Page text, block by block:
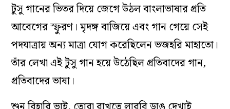
টুসু গানের ভিতর দিয়ে জেগে উঠল বাংলাভাষার প্রতি
আবেগের স্ফুরণ। মৃদঙ্গ বাজিয়ে এবং গান গেয়ে সেই
পদযাত্রায় অন্য মাত্রা যোগ করেছিলেন ভজহরি মাহাতো।
তাঁর লেখা এই টুসু গান হয়ে উঠেছিল প্রতিবাদের গান,
প্রতিবাদের ভাষা।